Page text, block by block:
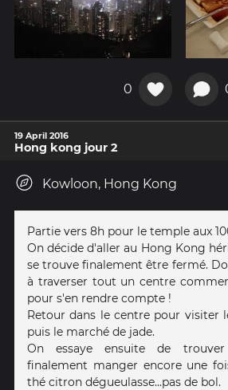
0
19 April 2016
Hong kong jour 2
Kowloon, Hong Kong
Partie vers 8h pour le temple aux
On décide d'aller au Hong Kong
se trouve finalement être fermé.
à traverser tout un centre
pour s'en rendre compte !
Retour dans le centre pour visiter
puis le marché de jade.
On essaye ensuite de
finalement manger encore une
thé citron dégueulasse...pas de bol.